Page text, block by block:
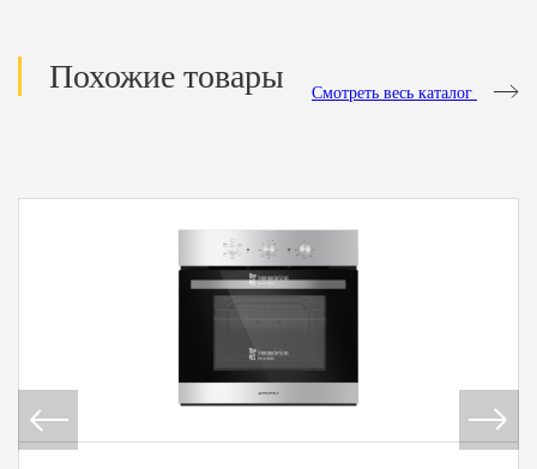
Похожие товары Смотреть весь каталог